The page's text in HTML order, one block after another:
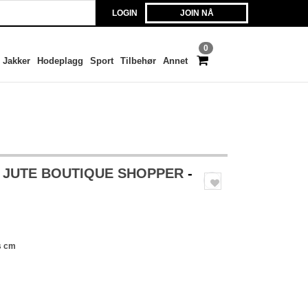
LOGIN JOIN NÅ
0
Jakker Hodeplagg Sport Tilbehør Annet
BOUTIQUE SHOPPER -
cm